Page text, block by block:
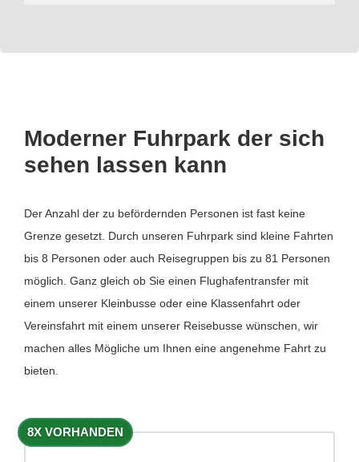
Moderner Fuhrpark der sich
sehen lassen kann
Der Anzahl der zu befördernden Personen ist fast keine
Grenze gesetzt. Durch unseren Fuhrpark sind kleine Fahrten
bis 8 Personen oder auch Reisegruppen bis zu 81 Personen
möglich. Ganz gleich ob Sie einen Flughafentransfer mit
einem unserer Kleinbusse oder eine Klassenfahrt oder
Vereinsfahrt mit einem unserer Reisebusse wünschen, wir
machen alles Mögliche um Ihnen eine angenehme Fahrt zu
bieten.
8X VORHANDEN